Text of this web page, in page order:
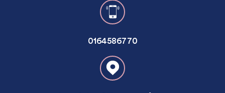
0164586770